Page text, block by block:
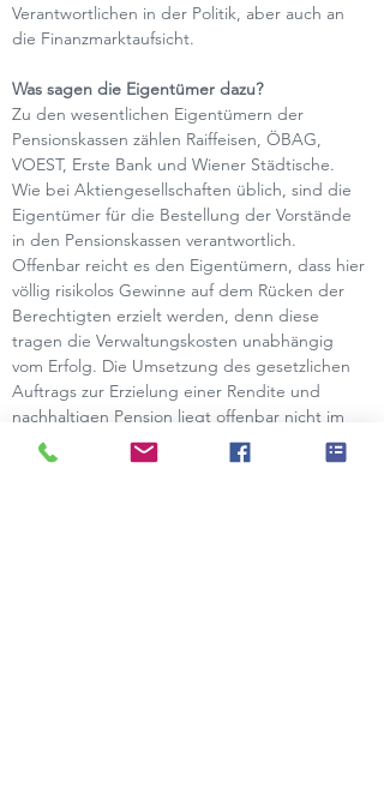
Verantwortlichen in der Politik, aber auch an
die Finanzmarktaufsicht.
Was sagen die Eigentümer dazu?
Zu den wesentlichen Eigentümern der
Pensionskassen zählen Raiffeisen, ÖBAG,
VOEST, Erste Bank und Wiener Städtische.
Wie bei Aktiengesellschaften üblich, sind die
Eigentümer für die Bestellung der Vorstände
in den Pensionskassen verantwortlich.
Offenbar reicht es den Eigentümern, dass hier
völlig risikolos Gewinne auf dem Rücken der
Berechtigten erzielt werden, denn diese
tragen die Verwaltungskosten unabhängig
vom Erfolg. Die Umsetzung des gesetzlichen
Auftrags zur Erzielung einer Rendite und
nachhaltigen Pension liegt offenbar nicht im
Focus.